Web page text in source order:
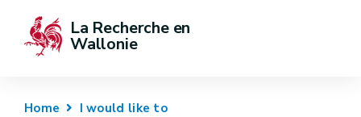
La Recherche en
Wallonie
Home
I would like to